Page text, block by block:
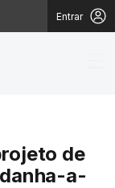
Entrar
de
a-